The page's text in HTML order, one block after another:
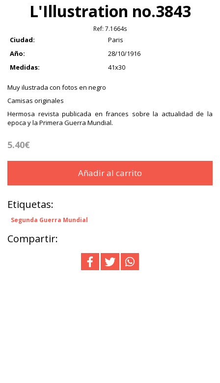
L'Illustration no.3843
Ref: 7.1664s
Ciudad:
Paris
Año:
28/10/1916
Medidas:
41x30
Muy ilustrada con fotos en negro
Camisas originales
Hermosa revista publicada en frances sobre la actualidad de la
epoca y la Primera Guerra Mundial.
5.40€
Añadir al carrito
Etiquetas:
Segunda Guerra Mundial
Compartir: